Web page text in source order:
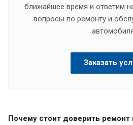
ближайшее время и ответим
вопросы по ремонту и
Заказать
Почему стоит доверить ремонт